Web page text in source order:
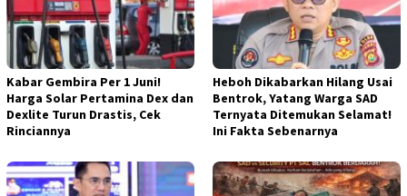
Kabar Gembira Per 1 Juni!
Harga Solar Pertamina Dex dan
Dexlite Turun Drastis, Cek
Rinciannya
Heboh Dikabarkan Hilang Usai
Bentrok, Yatang Warga SAD
Ternyata Ditemukan Selamat!
Ini Fakta Sebenarnya